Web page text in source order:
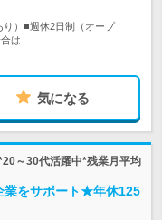
）■週休2日制（オープ
は…
気になる
～30代活躍中*残業月平均
業をサポート★年休125